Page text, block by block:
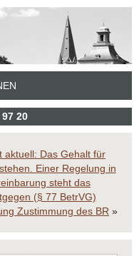
20
aktuell: Das Gehalt für
Einer Regelung in
steht das
(§ 77 BetrVG)
Zustimmung des BR »